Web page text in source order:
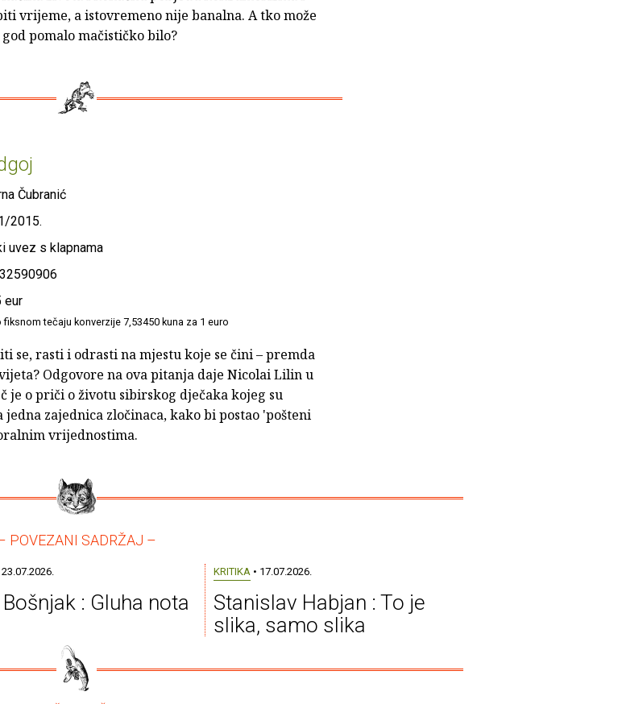
vrijeme, a istovremeno nije banalna. A tko može
pomalo mačističko bilo?
Čubranić
2015.
uvez s klapnama
eur
fiksnom tečaju konverzije 7,53450 kuna za 1 euro
se, rasti i odrasti na mjestu koje se čini – premda
Odgovore na ova pitanja daje Nicolai Lilin u
je o priči o životu sibirskog dječaka kojeg su
zajednica zločinaca, kako bi postao 'pošteni
vrijednostima.
POVEZANI SADRŽAJ –
23.07.2026.
: Gluha nota
KRITIKA • 17.07.2026.
Stanislav Habjan : To je
slika, samo slika